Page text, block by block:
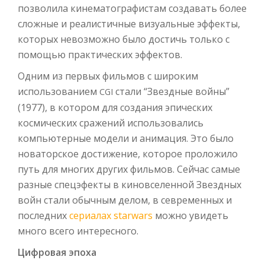
позволила кинематографистам создавать более
сложные и реалистичные визуальные эффекты,
которых невозможно было достичь только с
помощью практических эффектов.
Одним из первых фильмов с широким
использованием CGI стали “Звездные войны”
(1977), в котором для создания эпических
космических сражений использовались
компьютерные модели и анимация. Это было
новаторское достижение, которое проложило
путь для многих других фильмов. Сейчас самые
разные спецэфекты в киновселенной Звездных
войн стали обычным делом, в севременных и
последнихсериалах star­wars можно увидеть
много всего интересного.
Цифровая эпоха